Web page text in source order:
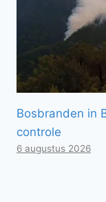
Bosbranden in
controle
6 augustus 2026